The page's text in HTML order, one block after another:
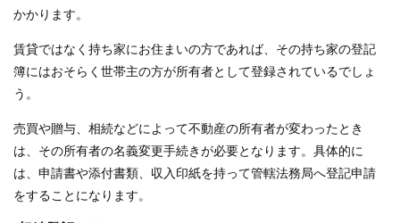
かかります。
賃貸ではなく持ち家にお住まいの方であれば、その持ち家の登記
簿にはおそらく世帯主の方が所有者として登録されているでしょ
う。
売買や贈与、相続などによって不動産の所有者が変わったとき
は、その所有者の名義変更手続きが必要となります。具体的に
は、申請書や添付書類、収入印紙を持って管轄法務局へ登記申請
をすることになります。